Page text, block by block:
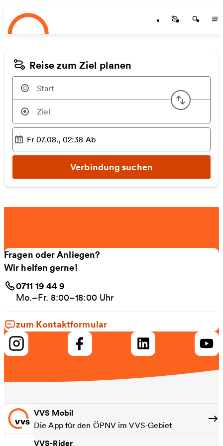
Zum Hauptinhalt springen
Startseite
Reise zum Ziel planen
Start
Ausgewählter Zeitpunkt
Fr 07.08., 02:38 Ab
Verbindung suchen
Fragen oder Anliegen?
Wir helfen gerne!
0711 19 44 9
Mo.–Fr. 8:00–18:00 Uhr
zum Kontaktformular
VVS Mobil
Die App für den ÖPNV im VVS-Gebiet
VVS-Rider